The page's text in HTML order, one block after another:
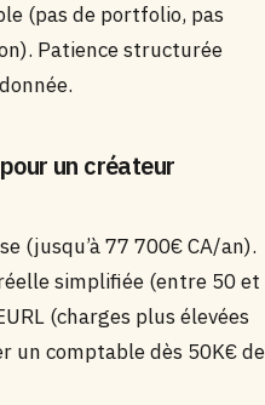
(pas de portfolio, pas
Patience structurée
un créateur
(jusqu’à 77 700€ CA/an).
simplifiée (entre 50 et
(charges plus élevées
un comptable dès 50K€ de